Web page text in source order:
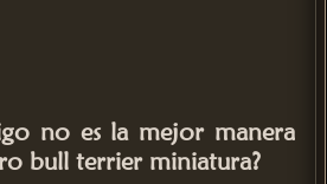
no es la mejor manera
bull terrier miniatura?